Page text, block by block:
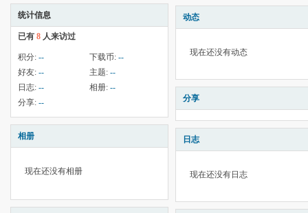
统计信息
已有 8 人来访过
积分: -- 下载币: --
好友: -- 主题: --
日志: -- 相册: --
分享: --
相册
现在还没有相册
动态
现在还没有动态
分享
日志
现在还没有日志